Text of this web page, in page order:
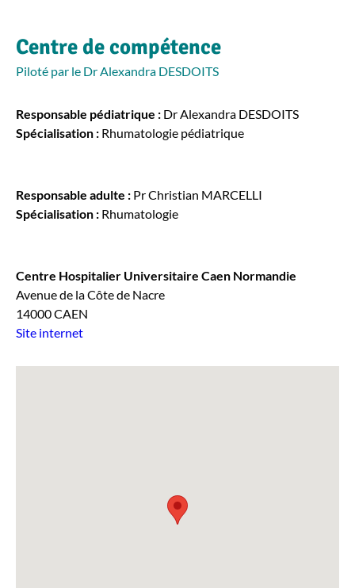
Centre de compétence
Piloté par le Dr Alexandra DESDOITS
Responsable pédiatrique : Dr Alexandra DESDOITS
Spécialisation : Rhumatologie pédiatrique
Responsable adulte : Pr Christian MARCELLI
Spécialisation : Rhumatologie
Centre Hospitalier Universitaire Caen Normandie
Avenue de la Côte de Nacre
14000 CAEN
Site internet